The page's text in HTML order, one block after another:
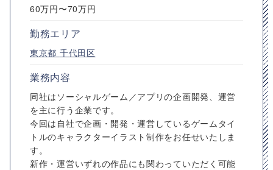
60万円〜70万円
勤務エリア
東京都 千代田区
業務内容
同社はソーシャルゲーム／アプリの企画開発、運営
を主に行う企業です。
今回は自社で企画・開発・運営しているゲームタイ
トルのキャラクターイラスト制作をお任せいたしま
す。
新作・運営いずれの作品にも関わっていただく可能